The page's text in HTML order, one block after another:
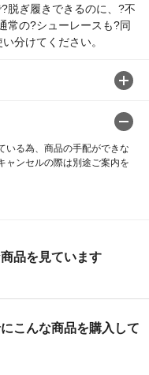
脱ぎ履きできるのに、?不
常の?シューレースも?同
分けてください。
る為、商品の手配ができな
ャンセルの際は別途ご案内を
品を見ています
こんな商品を購入して